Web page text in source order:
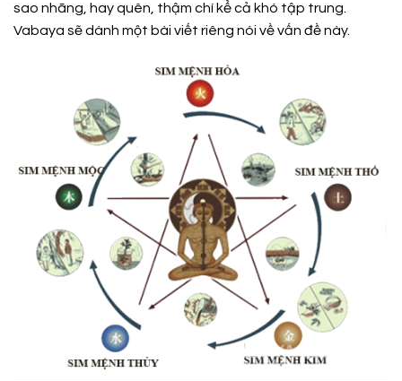
sao nhãng, hay quên, thậm chí kể cả khó tập trung.
Vabaya sẽ dành một bài viết riêng nói về vấn đề này.